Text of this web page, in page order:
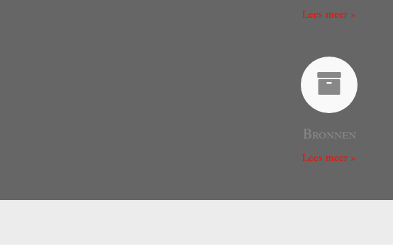
Lees meer »
Bronnen
Lees meer »